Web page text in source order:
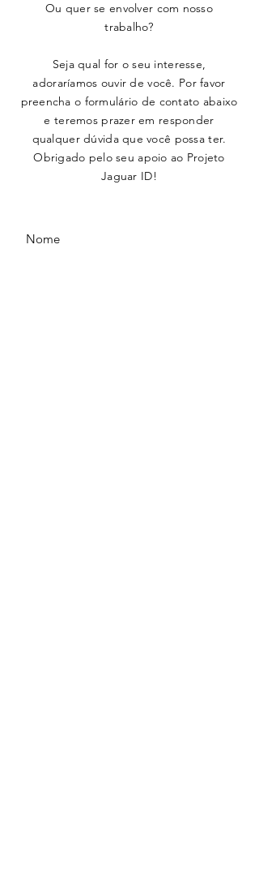
Ou quer se envolver com nosso
trabalho?
Seja qual for o seu interesse,
adoraríamos ouvir de você. Por favor
preencha o formulário de contato abaixo
e teremos prazer em responder
qualquer dúvida que você possa ter.
Obrigado pelo seu apoio ao Projeto
Jaguar ID!